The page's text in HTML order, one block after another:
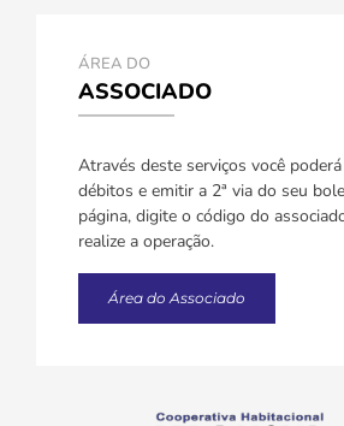
ÁREA DO
ASSOCIADO
Através deste serviços você
débitos e emitir a 2ª via do seu
página, digite o código do
realize a operação.
Área do Associado